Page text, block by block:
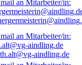
aindling.de